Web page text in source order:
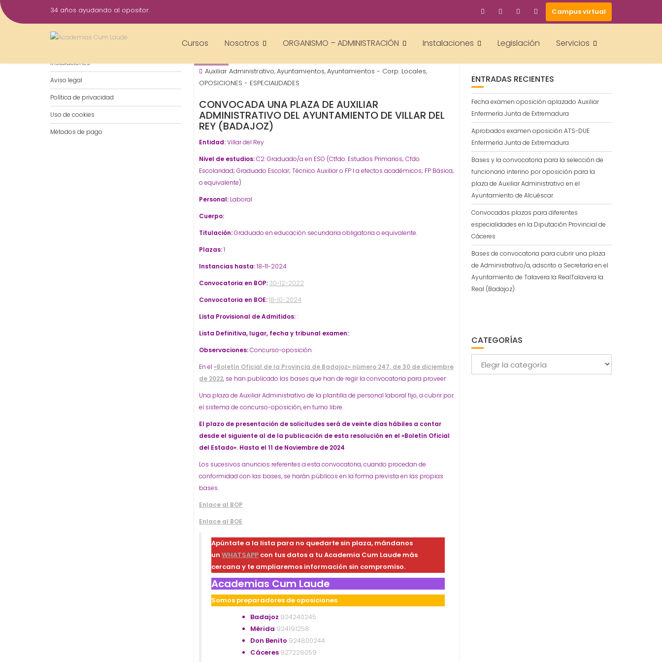
Saltar
al
34 años ayudando al opositor. Campus virtual
Cursos Nosotros ORGANISMO – ADMINISTRACIÓN Instalaciones Legislación Servicios
21 Gestor AcademiasCumLaude
Auxiliar Administrativo,Ayuntamientos,Ayuntamientos - Corp. Locales,
OPOSICIONES - ESPECIALIDADES
CONVOCADA UNA PLAZA DE AUXILIAR
ADMINISTRATIVO DEL AYUNTAMIENTO DE VILLAR DEL
REY (BADAJOZ)
Entidad:Villar del Rey
Nivel de estudios:C2: Graduado/a en ESO (Ctfdo. Estudios Primarios; Cfdo.
Escolaridad; Graduado Escolar; Técnico Auxiliar o FP I a efectos académicos; FP Básica;
o equivalente)
Personal: Laboral
Cuerpo:
Titulación:Graduado en educación secundaria obligatoria o equivalente.
Plazas:1
Instancias hasta:18-11-2024
Convocatoria en BOP:30-12-2022
Convocatoria en BOE:18-10-2024
Lista Provisional de Admitidos::
Lista Definitiva, lugar, fecha y tribunal examen::
Observaciones:Concurso-oposición
En el «Boletín Oficial de la Provincia de Badajoz» número 247, de 30 de diciembre
de 2022, se han publicado las bases que han de regir la convocatoria para proveer:
Una plaza de Auxiliar Administrativo de la plantilla de personal laboral fijo, a cubrir por
el sistema de concurso-oposición, en turno libre.
El plazo de presentación de solicitudes será de veinte días hábiles a contar
desde el siguiente al de la publicación de esta resolución en el «Boletín Oficial
del Estado». Hasta el 11 de Noviembre de 2024
Los sucesivos anuncios referentes a esta convocatoria, cuando procedan de
conformidad con las bases, se harán públicos en la forma prevista en las propias
bases.
Enlace al BOP
Enlace al BOE
Apúntate a la lista para no quedarte sin plaza, mándanos
unWHATSAPP con tus datos a tu Academia Cum Laude más
cercana y te ampliaremos información sin compromiso.
Academias Cum Laude
Somos preparadores de oposiciones
Badajoz 924240245
Mérida 924191258
Don Benito 924800244
Cáceres 927228059
Instalaciones
Aviso legal
Política de privacidad
Uso de cookies
Métodos de pago
ENTRADAS RECIENTES
Fecha examen oposición aplazado Auxiliar
Enfermería Junta de Extremadura
Aprobados examen oposición ATS-DUE
Enfermería Junta de Extremadura
Bases y la convocatoria para la selección de
funcionario interino por oposición para la
plaza de Auxiliar Administrativo en el
Ayuntamiento de Alcuéscar
Convocadas plazas para diferentes
especialidades en la Diputación Provincial de
Cáceres
Bases de convocatoria para cubrir una plaza
de Administrativo/a, adscrito a Secretaría en el
Ayuntamiento de Talavera la RealTalavera la
Real (Badajoz)
CATEGORÍAS